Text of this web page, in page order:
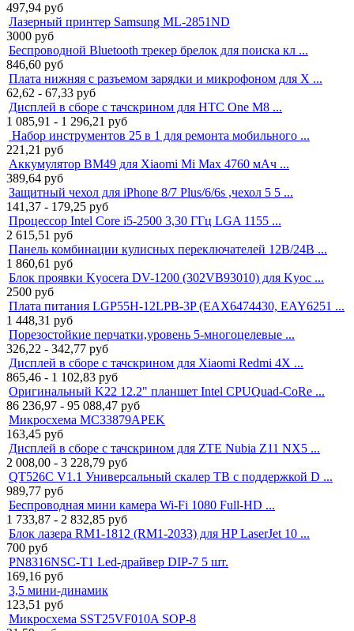
497,94 руб
Лазерный принтер Samsung ML-2851ND
3000 руб
Беспроводной Bluetooth трекер брелок для поиска кл ...
846,60 руб
Плата нижняя с разъемом зарядки и микрофоном для X ...
62,62 - 67,33 руб
Дисплей в сборе с тачскрином для HTC One M8 ...
1 085,91 - 1 296,21 руб
Набор инструментов 25 в 1 для ремонта мобильного ...
221,21 руб
Аккумулятор BM49 для Xiaomi Mi Max 4760 мАч ...
389,64 руб
Защитный чехол для iPhone 8/7 Plus/6/6s ,чехол 5 5 ...
141,37 - 179,25 руб
Процессор Intel Core i5-2500 3,30 ГГц LGA 1155 ...
2 615,51 руб
Панель комбинации кулисных переключателей 12В/24В ...
1 860,61 руб
Блок проявки Kyocera DV-1200 (302VB93010) для Kyoc ...
2500 руб
Плата питания LGP55H-12LPB-3P (EAX6474430, EAY6251 ...
1 448,31 руб
Порезостойкие перчатки,уровень 5-многоцелевые ...
326,22 - 342,77 руб
Дисплей в сборе с тачскрином для Xiaomi Redmi 4X ...
865,46 - 1 102,83 руб
Оригинальный K22 12.2" планшет Intel CPUQuad-CoRe ...
86 236,97 - 95 088,47 руб
Микросхема MC33879APEK
163,45 руб
Дисплей в сборе с тачскрином для ZTE Nubia Z11 NX5 ...
2 008,00 - 3 228,79 руб
QT526C V1.1 Универсальный скалер ТВ с поддержкой D ...
989,77 руб
Беспроводная мини камера Wi-Fi 1080 Full-HD ...
1 733,87 - 2 832,85 руб
Блок лазера RM1-1812 (RM1-2033) для HP LaserJet 10 ...
700 руб
PN8316NSC-T1 Led-драйвер DIP-7 5 шт.
169,16 руб
3,5 мини-динамик
123,51 руб
Микросхема SST25VF010A SOP-8